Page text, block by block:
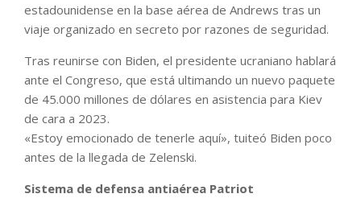
estadounidense en la base aérea de Andrews tras un
viaje organizado en secreto por razones de seguridad.
Tras reunirse con Biden, el presidente ucraniano hablará
ante el Congreso, que está ultimando un nuevo paquete
de 45.000 millones de dólares en asistencia para Kiev
de cara a 2023.
«Estoy emocionado de tenerle aquí», tuiteó Biden poco
antes de la llegada de Zelenski.
Sistema de defensa antiaérea Patriot